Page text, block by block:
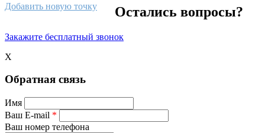
Добавить новую точку
Остались вопросы?
Закажите бесплатный звонок
X
Обратная связь
Имя
Ваш E-mail *
Ваш номер телефона